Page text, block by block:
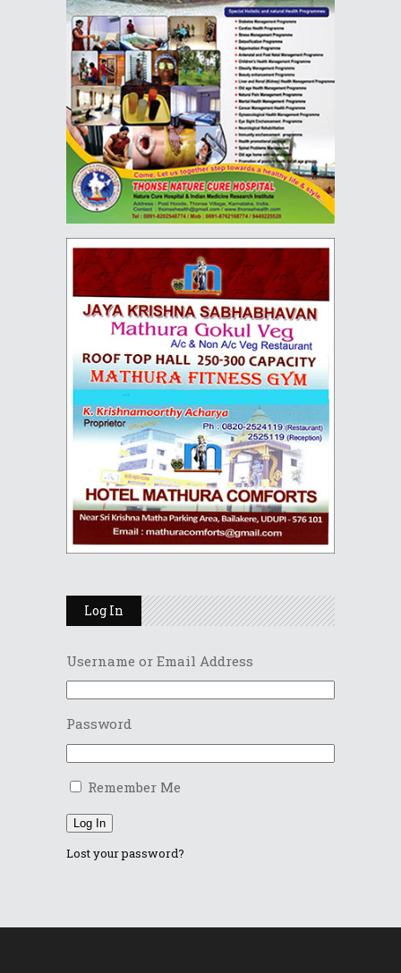
Log In
Username or Email Address
Password
Remember Me
Log In
Lost your password?